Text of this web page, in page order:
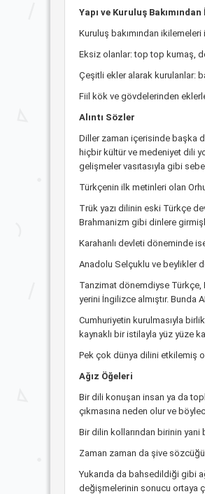
Yapı ve Kuruluş
Kuruluş bakımından ikilemeleri
Eksiz olanlar: top top kumaş,
Çeşitli ekler alarak kurulanlar:
Fiil kök ve gövdelerinden
Alıntı Sözler
Diller zaman içerisinde başka
hiçbir kültür ve medeniyet dili
gelişmeler vasıtasıyla gibi
Türkçenin ilk metinleri olan
Trük yazı dilinin eski Türkçe
Brahmanizm gibi dinlere
Karahanlı devleti döneminde
Anadolu Selçuklu ve beylikler
Tanzimat dönemdiyse Türkçe,
yerini İngilizce almıştır. Bunda
Cumhuriyetin kurulmasıyla
kaynaklı bir istilayla yüz yüze
Pek çok dünya dilini etkilemiş
Ağız Öğeleri
Bir dili konuşan insan ya da
çıkmasına neden olur ve
Bir dilin kollarından birinin yani
Zaman zaman da şive
Yukarıda da bahsedildiği gibi
değişmelerinin sonucu ortaya